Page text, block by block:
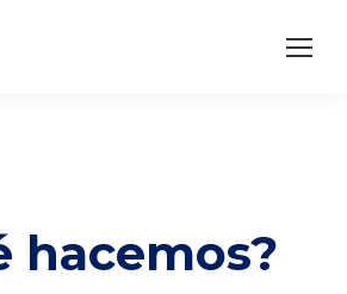
hacemos?